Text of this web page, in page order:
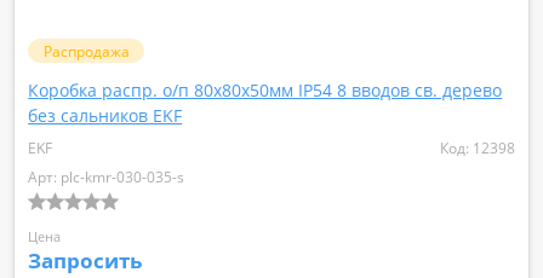
Распродажа
Коробка распр. о/п 80х80х50мм IP54 8 вводов св. дерево
без сальников EKF
EKF
Код: 12398
Арт: plc-kmr-030-035-s
Цена
Запросить